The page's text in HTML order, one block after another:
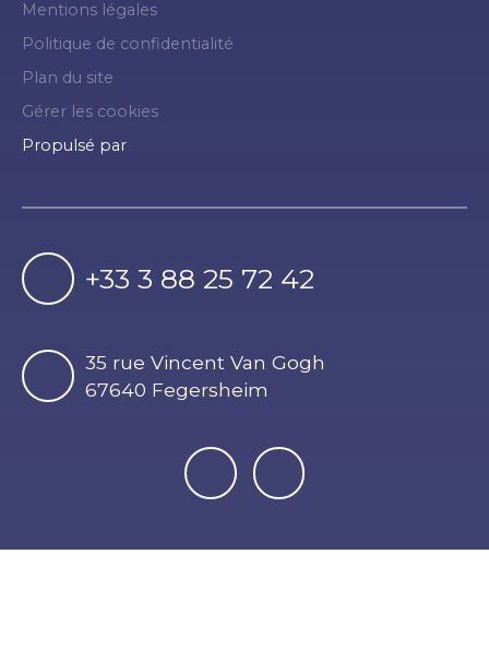
Mentions légales
Politique de confidentialité
Plan du site
Gérer les cookies
Propulsé par
+33 3 88 25 72 42
35 rue Vincent Van Gogh
67640 Fegersheim